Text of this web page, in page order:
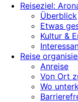
Reiseziel:
Überblick
Etwas
Kultur &
Reise
Anreise
Von Ort
Wo